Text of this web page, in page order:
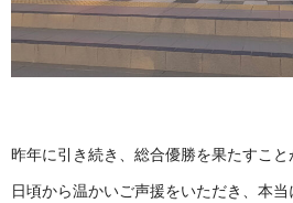
昨年に引き続き、総合優勝を果たすこと
日頃から温かいご声援をいただき、本当